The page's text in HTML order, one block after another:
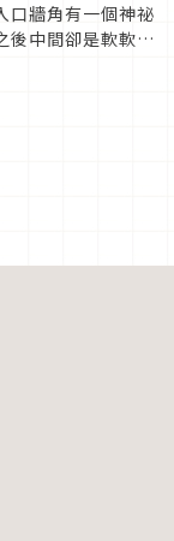
口牆角有一個神祕
後中間卻是軟軟的
ージ ラック